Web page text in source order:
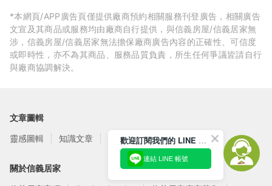
*本網頁/APP廣告頁僅提供廠商預約相關服務刊登廣告，相關廣告
文宣及其商品或服務均由廠商自行提供，與信義房屋/信義居家無
涉，信義房屋/信義居家無法擔保廠商廣告內容的正確性、可信度
或即時性，亦不為其商品、服務品質負責，所生任何爭議皆請自行
與廠商協調解決。
文章圖輯
靈感圖輯
知識文章 訂閱電子報
關於信義居家
歡迎訂閱我們的 LINE 官方帳號
連結 LINE 帳號